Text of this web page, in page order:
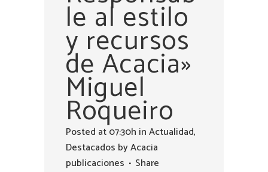
le al estilo
y recursos
de Acacia»
Miguel
Roqueiro
Posted at 07:30h inActualidad,
Destacados byAcacia
publicaciones
Share